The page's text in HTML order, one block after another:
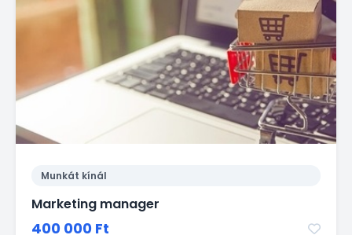
Munkát kínál
Marketing manager
400 000 Ft